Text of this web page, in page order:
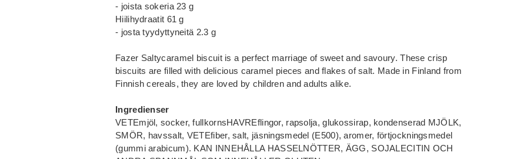
- joista sokeria 23 g
Hiilihydraatit 61 g
- josta tyydyttyneitä 2.3 g
Fazer Saltycaramel biscuit is a perfect marriage of sweet and savoury. These crisp
biscuits are filled with delicious caramel pieces and flakes of salt. Made in Finland from
Finnish cereals, they are loved by children and adults alike.
Ingredienser
VETEmjöl, socker, fullkornsHAVREflingor, rapsolja, glukossirap, kondenserad MJÖLK,
SMÖR, havssalt, VETEfiber, salt, jäsningsmedel (E500), aromer, förtjockningsmedel
(gummi arabicum). KAN INNEHÅLLA HASSELNÖTTER, ÄGG, SOJALECITIN OCH